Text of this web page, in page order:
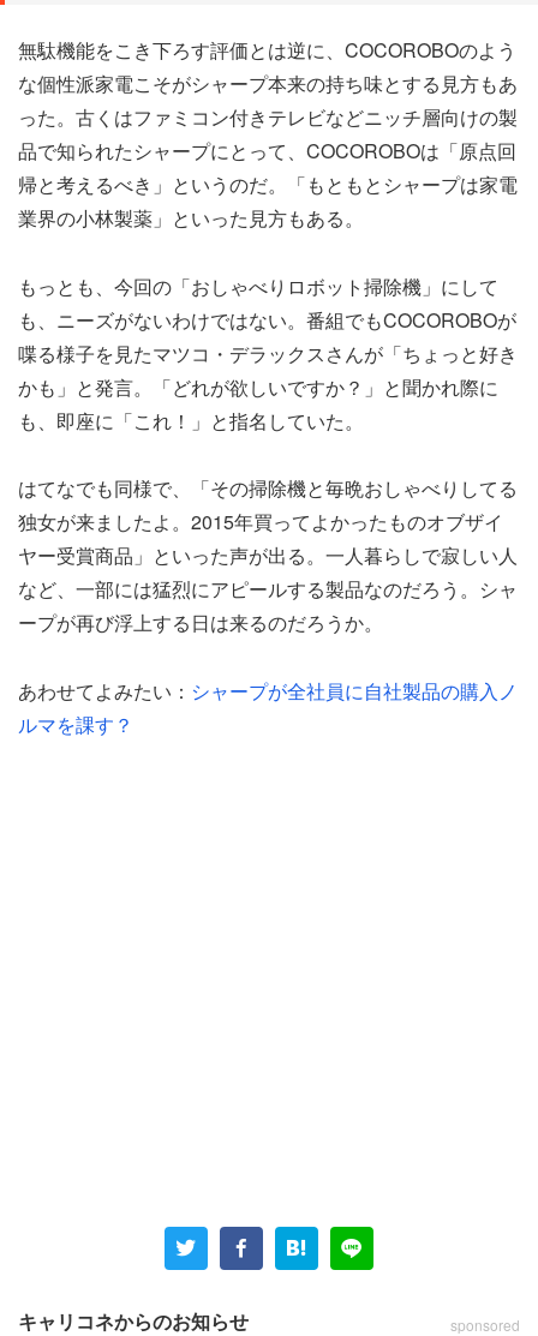
無駄機能をこき下ろす評価とは逆に、COCOROBOのよう
な個性派家電こそがシャープ本来の持ち味とする見方もあ
った。古くはファミコン付きテレビなどニッチ層向けの製
品で知られたシャープにとって、COCOROBOは「原点回
帰と考えるべき」というのだ。「もともとシャープは家電
業界の小林製薬」といった見方もある。
もっとも、今回の「おしゃべりロボット掃除機」にして
も、ニーズがないわけではない。番組でもCOCOROBOが
喋る様子を見たマツコ・デラックスさんが「ちょっと好き
かも」と発言。「どれが欲しいですか？」と聞かれ際に
も、即座に「これ！」と指名していた。
はてなでも同様で、「その掃除機と毎晩おしゃべりしてる
独女が来ましたよ。2015年買ってよかったものオブザイ
ヤー受賞商品」といった声が出る。一人暮らしで寂しい人
など、一部には猛烈にアピールする製品なのだろう。シャ
ープが再び浮上する日は来るのだろうか。
あわせてよみたい： シャープが全社員に自社製品の購入ノ
ルマを課す？
キャリコネからのお知らせ sponsored